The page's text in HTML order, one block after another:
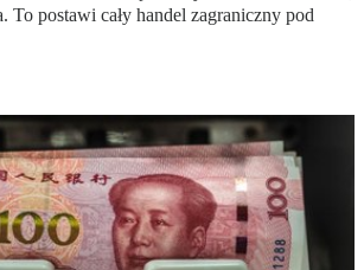
To postawi cały handel zagraniczny pod